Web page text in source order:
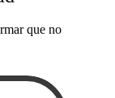
que no